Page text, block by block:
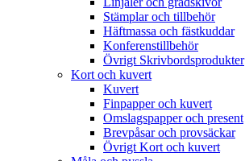
Stämplar och tillbehör
Häftmassa och fästkuddar
Konferenstillbehör
Övrigt Skrivbordsprodukter
Kort och kuvert
Kuvert
Finpapper och kuvert
Omslagspapper och present
Brevpåsar och provsäckar
Övrigt Kort och kuvert